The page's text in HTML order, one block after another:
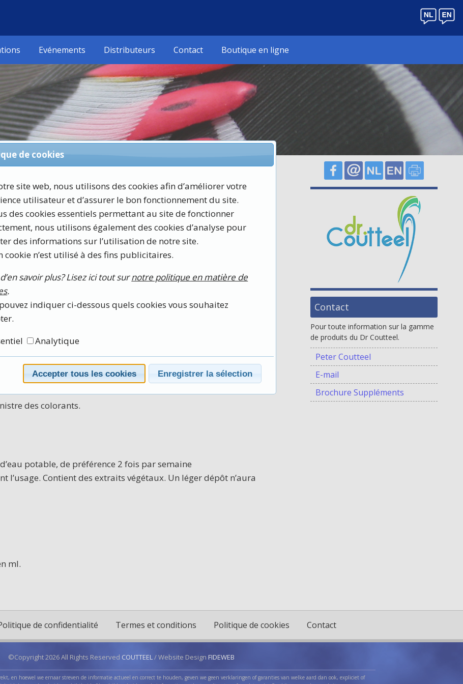
Evénements Distributeurs Contact Boutique en ligne
la mue
des vitamines, du sorbitol et des
processus métaboliques. Il
élimine des substances toxiques.
des colorants.
potable, de préférence 2 fois par semaine
l’usage. Contient des extraits végétaux. Un léger dépôt n’aura
ml.
Contact
Pour toute information sur la gamme
de produits du Dr Coutteel.
Peter Coutteel
E-mail
Brochure Suppléments
de confidentialité Termes et conditions Politique de cookies Contact
©Copyright 2026 All Rights Reserved COUTTEEL/ Website Design FIDEWEB
en hoewel we ernaar streven de informatie actueel en correct te houden, geven we geen verklaringen of garanties van welke aard dan ook, expliciet of
de cookies
site web, nous utilisons des cookies afin d’améliorer votre
utilisateur et d’assurer le bon fonctionnement du site.
des cookies essentiels permettant au site de fonctionner
nous utilisons également des cookies d’analyse pour
des informations sur l’utilisation de notre site.
cookie n’est utilisé à des fins publicitaires.
savoir plus? Lisez ici tout surnotre politique en matière de
.
indiquer ci-dessous quels cookies vous souhaitez
Analytique
Accepter tous les cookies Enregistrer la sélection